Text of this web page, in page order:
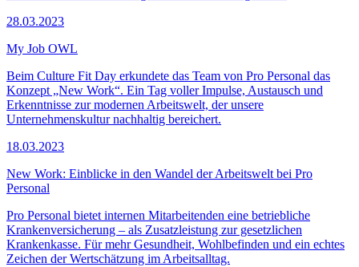
28.03.2023
My Job OWL
Beim Culture Fit Day erkundete das Team von Pro Personal das
Konzept „New Work“. Ein Tag voller Impulse, Austausch und
Erkenntnisse zur modernen Arbeitswelt, der unsere
Unternehmenskultur nachhaltig bereichert.
18.03.2023
New Work: Einblicke in den Wandel der Arbeitswelt bei Pro
Personal
Pro Personal bietet internen Mitarbeitenden eine betriebliche
Krankenversicherung – als Zusatzleistung zur gesetzlichen
Krankenkasse. Für mehr Gesundheit, Wohlbefinden und ein echtes
Zeichen der Wertschätzung im Arbeitsalltag.